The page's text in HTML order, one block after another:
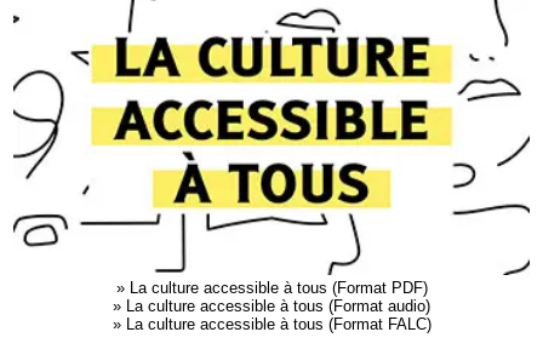
» La culture accessible à tous (Format PDF)
» La culture accessible à tous (Format audio)
» La culture accessible à tous (Format FALC)